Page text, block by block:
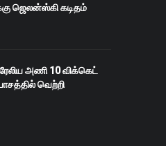
ஜெலன்ஸ்கி கடிதம்
அணி 10 விக்கெட்
வெற்றி